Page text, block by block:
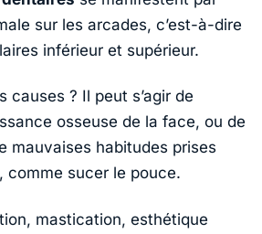
sur les arcades, c’est-à-dire
inférieur et supérieur.
causes ? Il peut s’agir de
osseuse de la face, ou de
mauvaises habitudes prises
comme sucer le pouce.
mastication, esthétique